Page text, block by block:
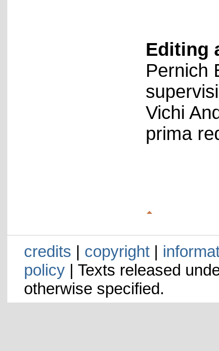
Editing
Pernich
Vichi
prima
credits | copyright|
policy| Texts released
otherwise specified.